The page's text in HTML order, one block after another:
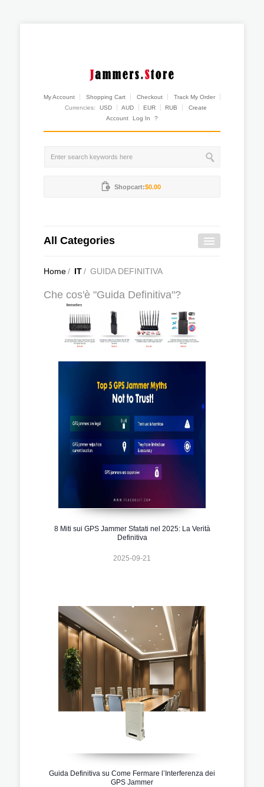
My Account Shopping Cart Checkout
Track My Order
Currencies:
USD AUD EUR RUB
Create
Account
Log In ?
Shopcart:$0.00
All Categories
Home/ IT/ GUIDA DEFINITIVA
Che cos'è "Guida Definitiva"?
8 Miti sui GPS Jammer Sfatati nel 2025: La Verità
Definitiva
2025-09-21
Guida Definitiva su Come Fermare l’Interferenza dei
GPS Jammer